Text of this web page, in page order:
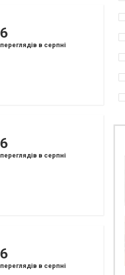
6
переглядів в серпні
6
переглядів в серпні
6
переглядів в серпні